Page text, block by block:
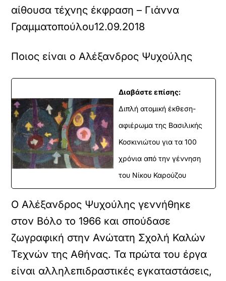
αίθουσα τέχνης έκφραση – Γιάννα
Γραμματοπούλου12.09.2018
Ποιος είναι ο Αλέξανδρος Ψυχούλης
Διαβάστε επίσης:
Διπλή ατομική έκθεση-
αφιέρωμα της Βασιλικής
Κοσκινιώτου για τα 100
χρόνια από την γέννηση
του Νίκου Καρούζου
Ο Αλέξανδρος Ψυχούλης γεννήθηκε
στον Βόλο το 1966 και σπούδασε
ζωγραφική στην Ανώτατη Σχολή Καλών
Τεχνών της Αθήνας. Τα πρώτα του έργα
είναι αλληλεπιδραστικές εγκαταστάσεις,